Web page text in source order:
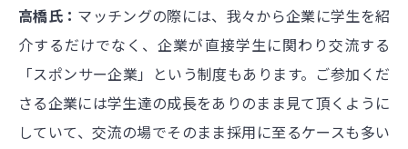
高橋氏： マッチングの際には、我々から企業に学生を紹
介するだけでなく、企業が直接学生に関わり交流する
「スポンサー企業」という制度もあります。ご参加くだ
さる企業には学生達の成長をありのまま見て頂くように
していて、交流の場でそのまま採用に至るケースも多い